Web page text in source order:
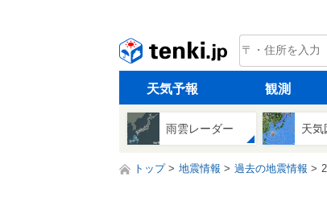
tenki.jp
天気予報 観測
雨雲レーダー 天気
トップ 地震情報 過去の地震情報